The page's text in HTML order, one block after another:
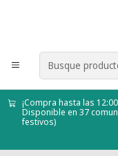
¡Compra hasta las
Disponible en 37
festivos)